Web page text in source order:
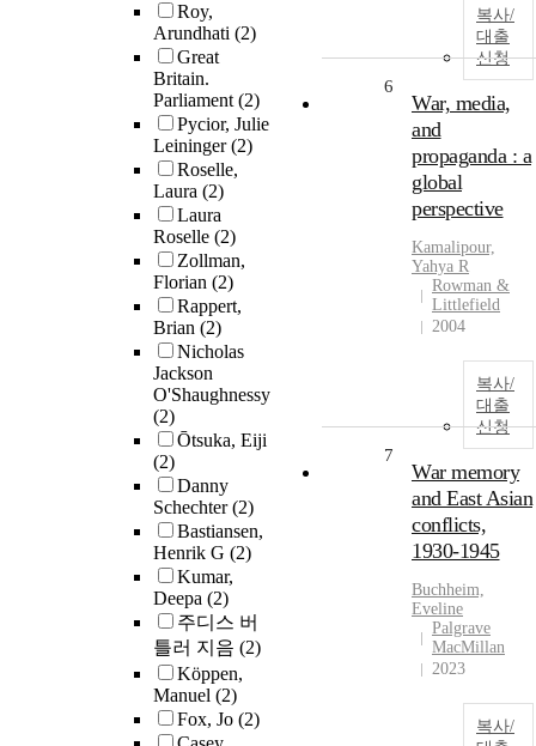
Roy,
Arundhati (2)
Great
Britain.
Parliament(2)
Pycior, Julie
Leininger(2)
Roselle,
Laura (2)
Laura
Roselle (2)
Zollman,
Florian (2)
Rappert,
Brian (2)
Nicholas
Jackson
O'Shaughnessy
(2)
Ōtsuka, Eiji
(2)
Danny
Schechter(2)
Bastiansen,
Henrik G (2)
Kumar,
Deepa (2)
주디스 버
틀러 지음 (2)
Köppen,
Manuel (2)
Fox, Jo (2)
복사/
대출
신청
6
War, media,
and
propaganda : a
global
perspective
Kamalipour,
Yahya R
Rowman &
Littlefield
2004
복사/
대출
신청
7
War memory
and East Asian
conflicts,
1930-1945
Buchheim,
Eveline
Palgrave
MacMillan
2023
복사/